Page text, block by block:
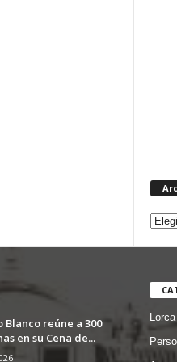
Blanco reúne a 300
en su Cena de...
Lorca